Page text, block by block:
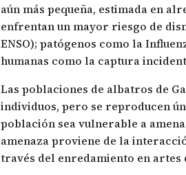
aún más pequeña, estimada en
enfrentan un mayor riesgo de
ENSO); patógenos como la
humanas como la captura
Las poblaciones de albatros de
individuos, pero se reproducen
población sea vulnerable a
amenaza proviene de la
través del enredamiento en artes